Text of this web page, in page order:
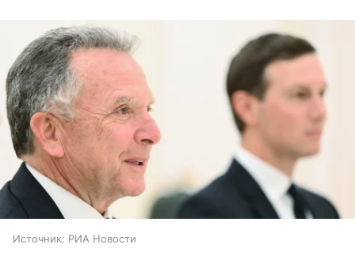
Источник: РИА Новости